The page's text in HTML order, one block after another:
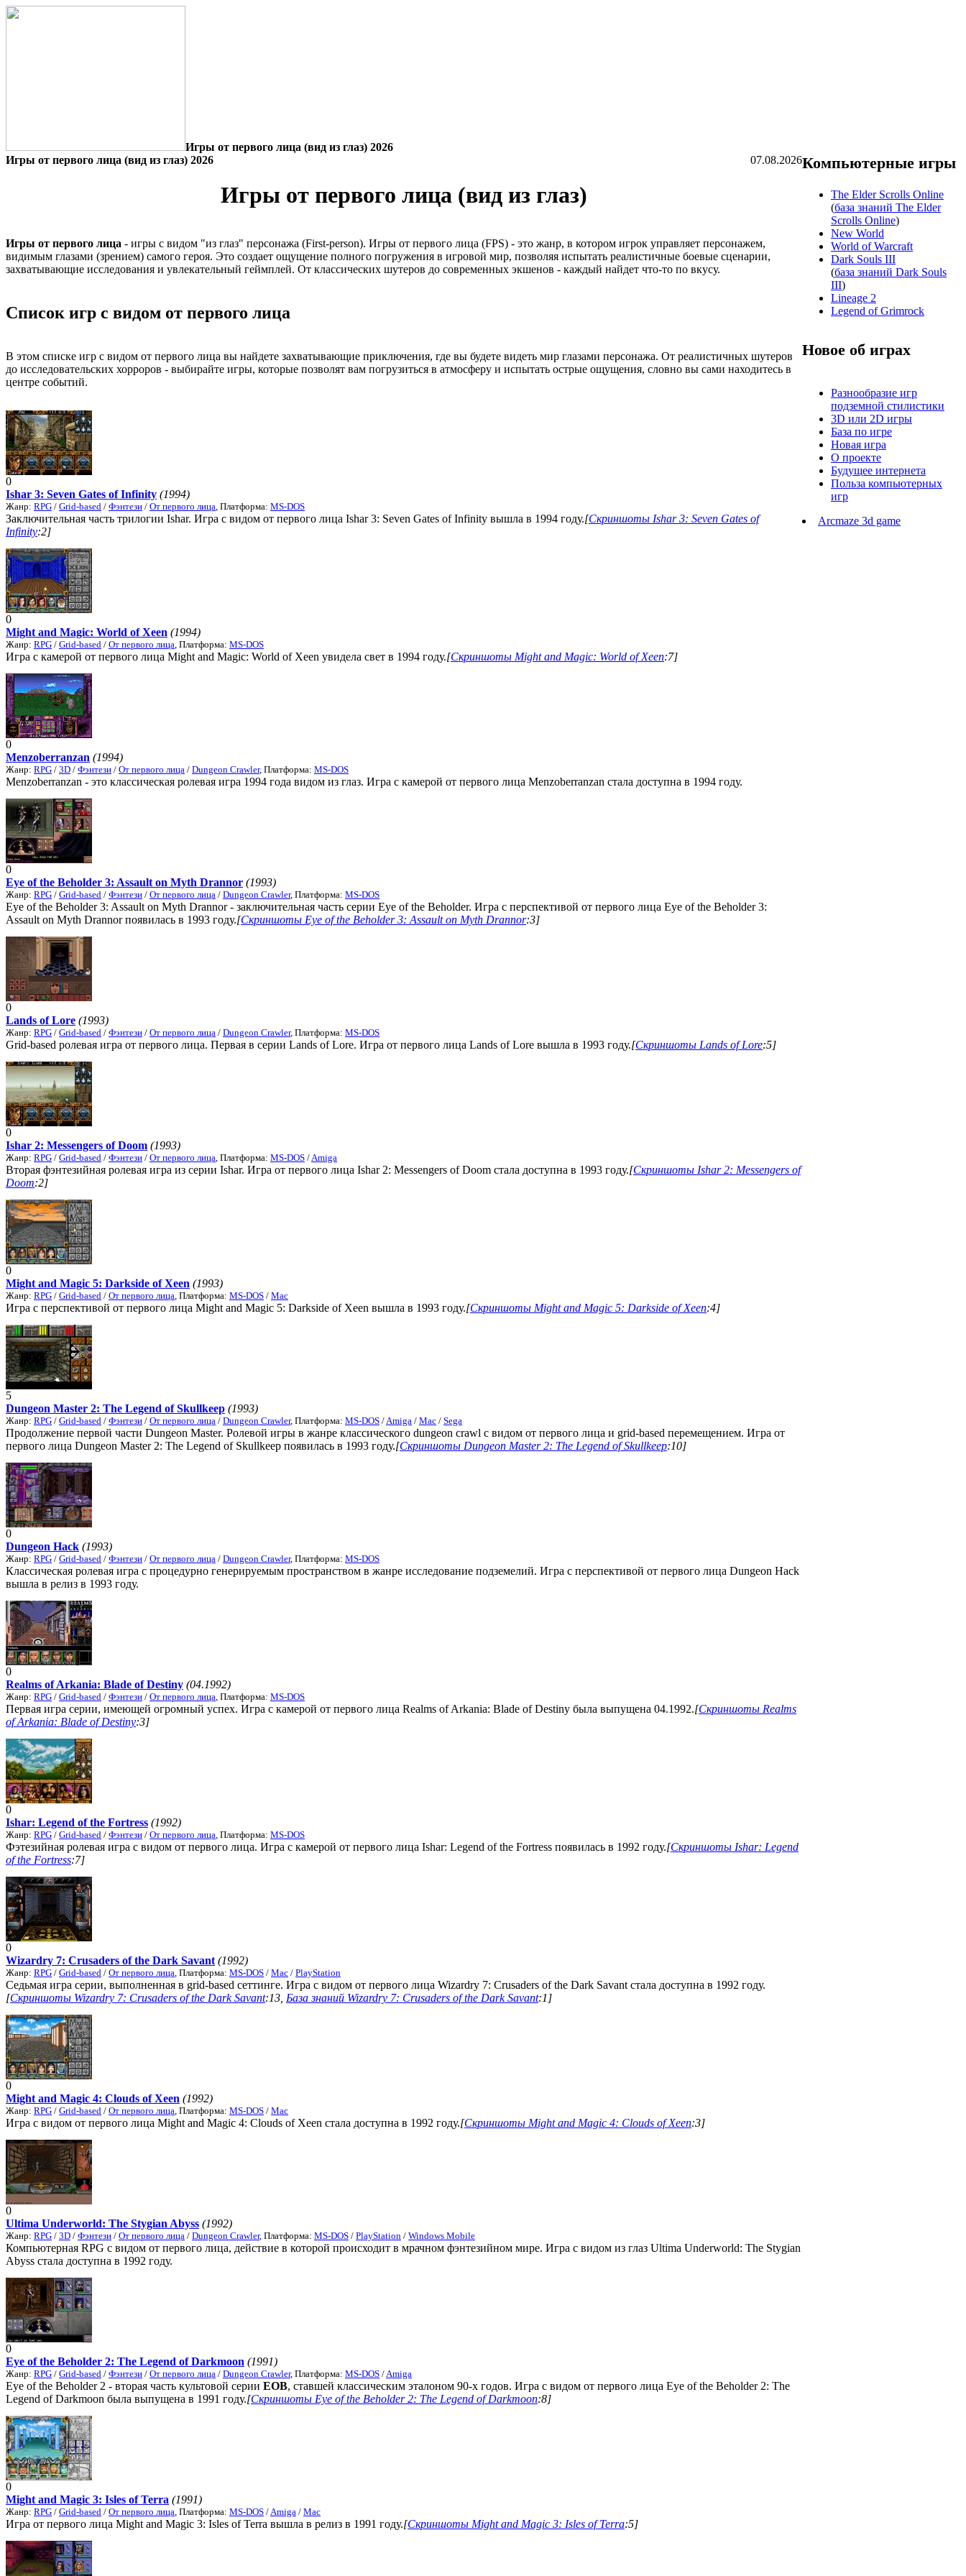
Игры от первого лица (вид из глаз) 2026
07.08.2026
Игры от первого лица (вид из глаз) 2026
Игры от первого лица (вид из глаз)
Игры от первого лица - игры с видом "из глаз" персонажа (First-person). Игры от первого лица (FPS) - это жанр, в котором игрок управляет персонажем,
видимым глазами (зрением) самого героя. Это создает ощущение полного погружения в игровой мир, позволяя испытать реалистичные боевые сценарии,
захватывающие исследования и увлекательный геймплей. От классических шутеров до современных экшенов - каждый найдет что-то по вкусу.
Список игр с видом от первого лица
В этом списке игр с видом от первого лица вы найдете захватывающие приключения, где вы будете видеть мир глазами персонажа. От реалистичных шутеров
до исследовательских хорроров - выбирайте игры, которые позволят вам погрузиться в атмосферу и испытать острые ощущения, словно вы сами находитесь в
центре событий.
0
Ishar 3: Seven Gates of Infinity (1994)
Жанр: RPG / Grid-based / Фэнтези / От первого лица , Платформа: MS-DOS
Заключительная часть трилогии Ishar. Игра с видом от первого лица Ishar 3: Seven Gates of Infinity вышла в 1994 году.[Скриншоты Ishar 3: Seven Gates of
Infinity:2]
0
Might and Magic: World of Xeen (1994)
Жанр: RPG / Grid-based / От первого лица , Платформа: MS-DOS
Игра с камерой от первого лица Might and Magic: World of Xeen увидела свет в 1994 году.[Скриншоты Might and Magic: World of Xeen:7]
0
Menzoberranzan (1994)
Жанр: RPG / 3D / Фэнтези / От первого лица / Dungeon Crawler, Платформа: MS-DOS
Menzoberranzan - это классическая ролевая игра 1994 года видом из глаз. Игра с камерой от первого лица Menzoberranzan стала доступна в 1994 году.
0
Eye of the Beholder 3: Assault on Myth Drannor (1993)
Жанр: RPG / Grid-based / Фэнтези / От первого лица / Dungeon Crawler, Платформа: MS-DOS
Eye of the Beholder 3: Assault on Myth Drannor - заключительная часть серии Eye of the Beholder. Игра с перспективой от первого лица Eye of the Beholder 3:
Assault on Myth Drannor появилась в 1993 году.[Скриншоты Eye of the Beholder 3: Assault on Myth Drannor:3]
0
Lands of Lore (1993)
Жанр: RPG / Grid-based / Фэнтези / От первого лица / Dungeon Crawler, Платформа: MS-DOS
Grid-based ролевая игра от первого лица. Первая в серии Lands of Lore. Игра от первого лица Lands of Lore вышла в 1993 году.[Скриншоты Lands of Lore:5]
0
Ishar 2: Messengers of Doom (1993)
Жанр: RPG / Grid-based / Фэнтези / От первого лица , Платформа: MS-DOS / Amiga
Вторая фэнтезийная ролевая игра из серии Ishar. Игра от первого лица Ishar 2: Messengers of Doom стала доступна в 1993 году.[Скриншоты Ishar 2: Messengers of
Doom:2]
0
Might and Magic 5: Darkside of Xeen (1993)
Жанр: RPG / Grid-based / От первого лица , Платформа: MS-DOS / Mac
Игра с перспективой от первого лица Might and Magic 5: Darkside of Xeen вышла в 1993 году.[Скриншоты Might and Magic 5: Darkside of Xeen:4]
5
Dungeon Master 2: The Legend of Skullkeep (1993)
Жанр: RPG / Grid-based / Фэнтези / От первого лица / Dungeon Crawler, Платформа: MS-DOS / Amiga / Mac / Sega
Продолжение первой части Dungeon Master. Ролевой игры в жанре классического dungeon crawl с видом от первого лица и grid-based перемещением. Игра от
первого лица Dungeon Master 2: The Legend of Skullkeep появилась в 1993 году.[Скриншоты Dungeon Master 2: The Legend of Skullkeep:10]
0
Dungeon Hack (1993)
Жанр: RPG / Grid-based / Фэнтези / От первого лица / Dungeon Crawler, Платформа: MS-DOS
Классическая ролевая игра с процедурно генерируемым пространством в жанре исследование подземелий. Игра с перспективой от первого лица Dungeon Hack
вышла в релиз в 1993 году.
0
Realms of Arkania: Blade of Destiny (04.1992)
Жанр: RPG / Grid-based / Фэнтези / От первого лица , Платформа: MS-DOS
Первая игра серии, имеющей огромный успех. Игра с камерой от первого лица Realms of Arkania: Blade of Destiny была выпущена 04.1992.[Скриншоты Realms
of Arkania: Blade of Destiny:3]
0
Ishar: Legend of the Fortress (1992)
Жанр: RPG / Grid-based / Фэнтези / От первого лица , Платформа: MS-DOS
Фэтезийная ролевая игра с видом от первого лица. Игра с камерой от первого лица Ishar: Legend of the Fortress появилась в 1992 году.[Скриншоты Ishar: Legend
of the Fortress:7]
0
Wizardry 7: Crusaders of the Dark Savant (1992)
Жанр: RPG / Grid-based / От первого лица , Платформа: MS-DOS / Mac / PlayStation
Седьмая игра серии, выполненная в grid-based сеттинге. Игра с видом от первого лица Wizardry 7: Crusaders of the Dark Savant стала доступна в 1992 году.
[Скриншоты Wizardry 7: Crusaders of the Dark Savant:13, База знаний Wizardry 7: Crusaders of the Dark Savant:1]
0
Might and Magic 4: Clouds of Xeen (1992)
Жанр: RPG / Grid-based / От первого лица , Платформа: MS-DOS / Mac
Игра с видом от первого лица Might and Magic 4: Clouds of Xeen стала доступна в 1992 году.[Скриншоты Might and Magic 4: Clouds of Xeen:3]
0
Ultima Underworld: The Stygian Abyss (1992)
Жанр: RPG / 3D / Фэнтези / От первого лица / Dungeon Crawler, Платформа: MS-DOS / PlayStation / Windows Mobile
Компьютерная RPG с видом от первого лица, действие в которой происходит в мрачном фэнтезийном мире. Игра с видом из глаз Ultima Underworld: The Stygian
Abyss стала доступна в 1992 году.
0
Eye of the Beholder 2: The Legend of Darkmoon (1991)
Жанр: RPG / Grid-based / Фэнтези / От первого лица / Dungeon Crawler, Платформа: MS-DOS / Amiga
Eye of the Beholder 2 - вторая часть культовой серии EOB, ставшей классическим эталоном 90-х годов. Игра с видом от первого лица Eye of the Beholder 2: The
Legend of Darkmoon была выпущена в 1991 году.[Скриншоты Eye of the Beholder 2: The Legend of Darkmoon:8]
0
Might and Magic 3: Isles of Terra (1991)
Жанр: RPG / Grid-based / От первого лица , Платформа: MS-DOS / Amiga / Mac
Игра от первого лица Might and Magic 3: Isles of Terra вышла в релиз в 1991 году.[Скриншоты Might and Magic 3: Isles of Terra:5]
Компьютерные игры
The Elder Scrolls Online
(база знаний The Elder
Scrolls Online)
New World
World of Warcraft
Dark Souls III
(база знаний Dark Souls
III)
Lineage 2
Legend of Grimrock
Новое об играх
Разнообразие игр
подземной стилистики
3D или 2D игры
База по игре
Новая игра
О проекте
Будущее интернета
Польза компьютерных
игр
Arcmaze 3d game